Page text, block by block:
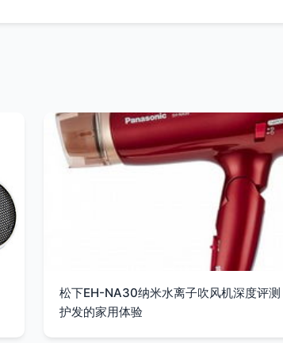
松下EH-NA30纳米水离子吹风机深度评测
护发的家用体验